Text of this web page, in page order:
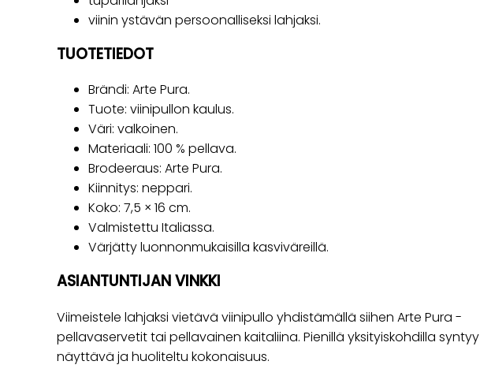
viinin ystävän persoonalliseksi lahjaksi.
TUOTETIEDOT
Brändi: Arte Pura.
Tuote: viinipullon kaulus.
Väri: valkoinen.
Materiaali: 100 % pellava.
Brodeeraus: Arte Pura.
Kiinnitys: neppari.
Koko: 7,5 × 16 cm.
Valmistettu Italiassa.
Värjätty luonnonmukaisilla kasviväreillä.
ASIANTUNTIJAN VINKKI
Viimeistele lahjaksi vietävä viinipullo yhdistämällä siihen Arte Pura -
pellavaservetit tai pellavainen kaitaliina. Pienillä yksityiskohdilla syntyy
näyttävä ja huoliteltu kokonaisuus.